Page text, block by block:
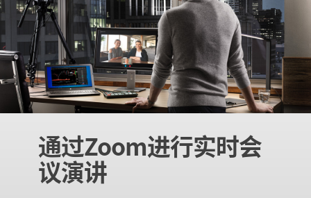
通过Zoom进行实时会
议演讲